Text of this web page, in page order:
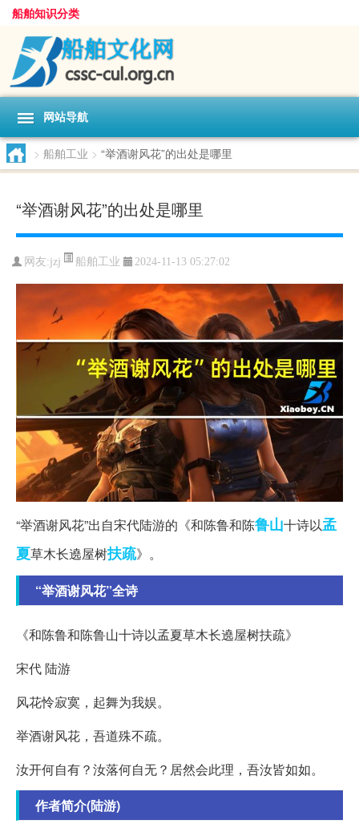
船舶知识分类
网站导航
> 船舶工业 > “举酒谢风花”的出处是哪里
“举酒谢风花”的出处是哪里
网友:jzj 船舶工业 2024-11-13 05:27:02
“举酒谢风花”出自宋代陆游的《和陈鲁和陈鲁山十诗以孟
夏草木长遶屋树扶疏》。
“举酒谢风花”全诗
《和陈鲁和陈鲁山十诗以孟夏草木长遶屋树扶疏》
宋代 陆游
风花怜寂寞，起舞为我娱。
举酒谢风花，吾道殊不疏。
汝开何自有？汝落何自无？居然会此理，吾汝皆如如。
作者简介(陆游)